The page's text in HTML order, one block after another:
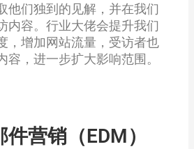
他们独到的见解，并在我们
内容。行业大佬会提升我们
，增加网站流量，受访者也
容，进一步扩大影响范围。
营销（EDM）